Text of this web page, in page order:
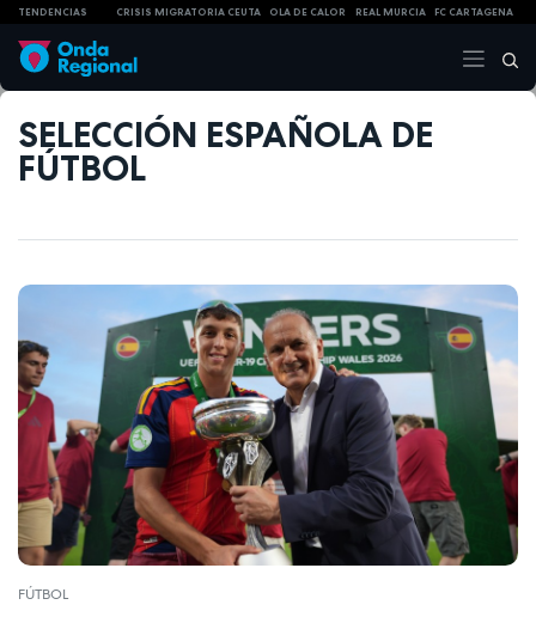
TENDENCIAS CRISIS MIGRATORIA CEUTA OLA DE CALOR REAL MURCIA FC CARTAGENA
SELECCIÓN ESPAÑOLA DE
FÚTBOL
FÚTBOL